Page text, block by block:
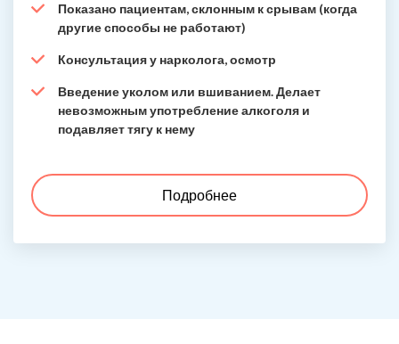
Показано пациентам, склонным к срывам (когда
другие способы не работают)
Консультация у нарколога, осмотр
Введение уколом или вшиванием. Делает
невозможным употребление алкоголя и
подавляет тягу к нему
Подробнее